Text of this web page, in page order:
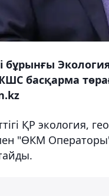
басқарма
ҚР экология,
пен "ӨКМ